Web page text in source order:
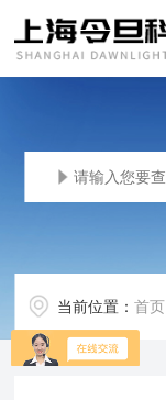
当前位置：首页